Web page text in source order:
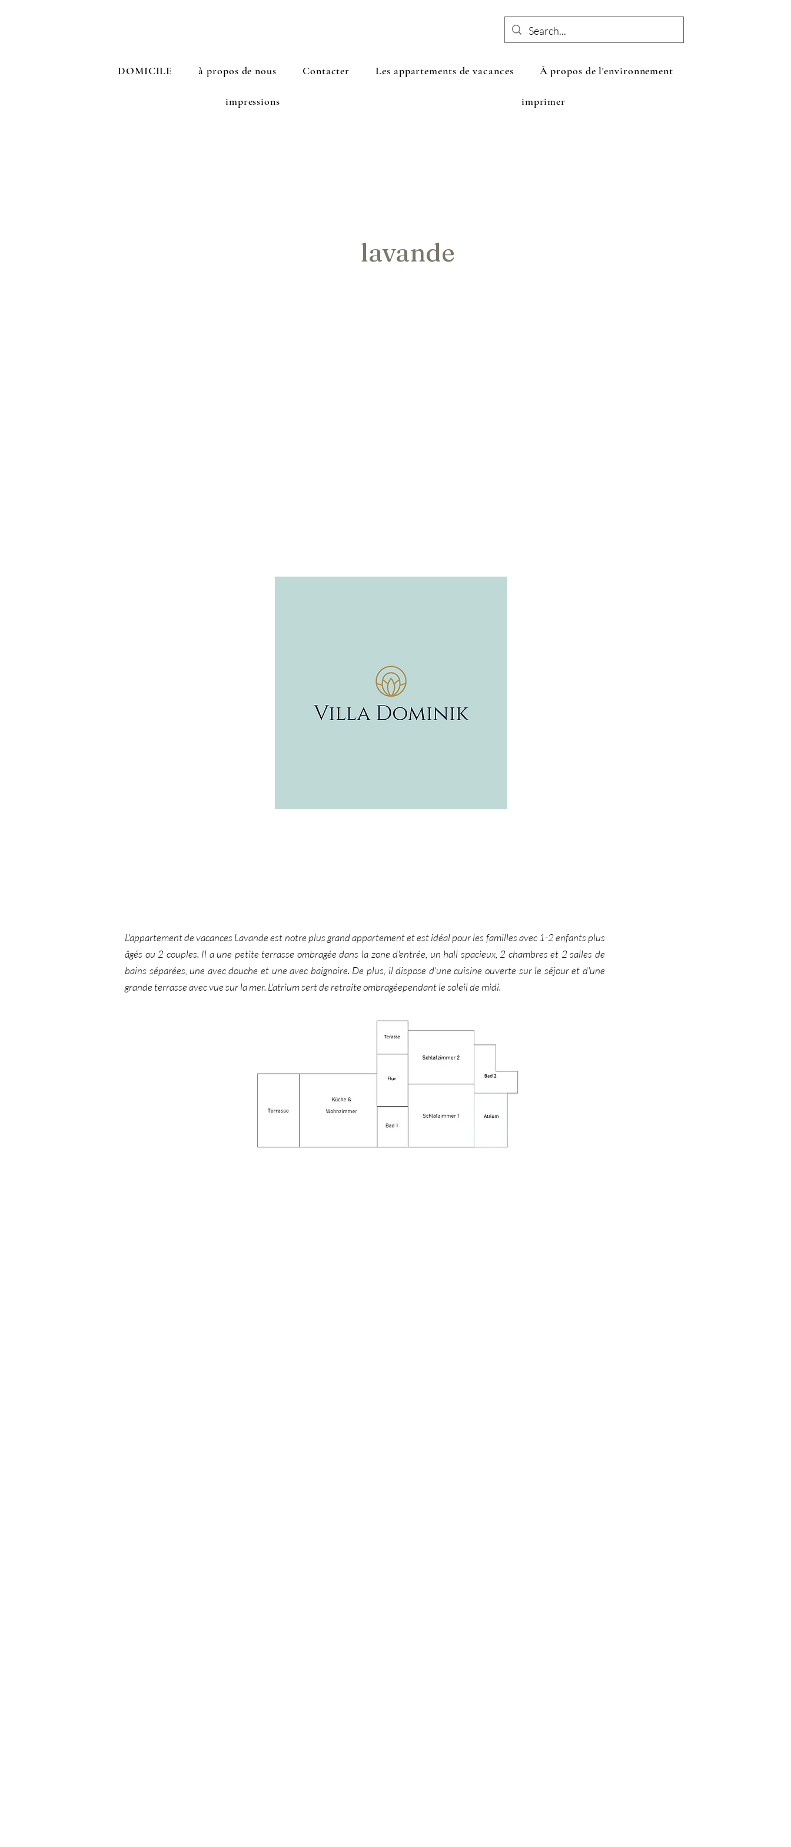
DOMICILE à propos de nous Contacter Les appartements de vacances À propos de l'environnement
impressions imprimer
lavande
L'appartement de vacances Lavande est notre plus grand appartement et est idéal pour les familles avec 1-2 enfants plus
âgés ou 2 couples. Il a une petite terrasse ombragée dans la zone d'entrée, un hall spacieux, 2 chambres et 2 salles de
bains séparées, une avec douche et une avec baignoire. De plus, il dispose d'une cuisine ouverte sur le séjour et d'une
grande terrasse avec vue sur la mer. L'atrium sert de retraite ombragéependant le soleil de midi.